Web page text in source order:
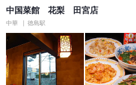
中国菜館 花梨 田宮店
中華 徳島駅